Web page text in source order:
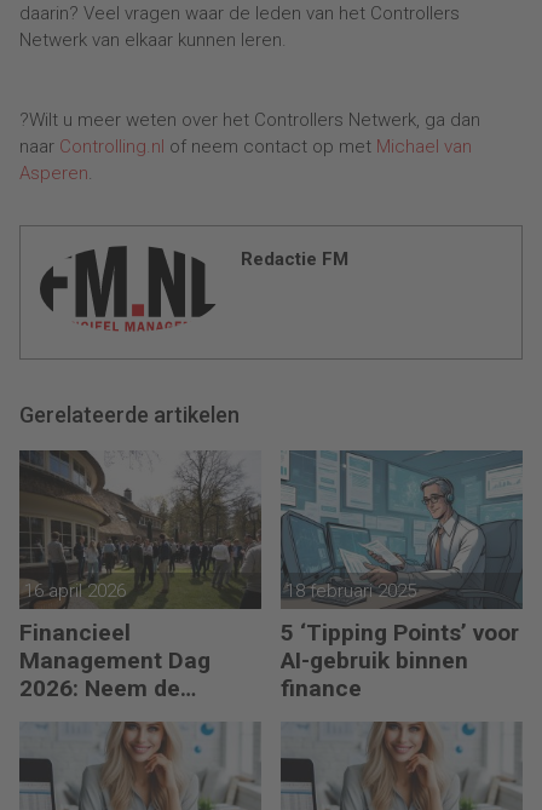
daarin? Veel vragen waar de leden van het Controllers
Netwerk van elkaar kunnen leren.
?Wilt u meer weten over het Controllers Netwerk, ga dan
naar Controlling.nl of neem contact op met Michael van
Asperen.
Redactie FM
Gerelateerde artikelen
16 april 2026
Financieel
Management Dag
2026: Neem de
toekomst in eigen
18 februari 2025
5 ‘Tipping Points’ voor
AI-gebruik binnen
finance